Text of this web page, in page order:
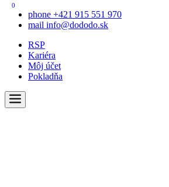
phone +421 915 551 970
mail info@dododo.sk
RSP
Kariéra
Môj účet
Pokladňa
0